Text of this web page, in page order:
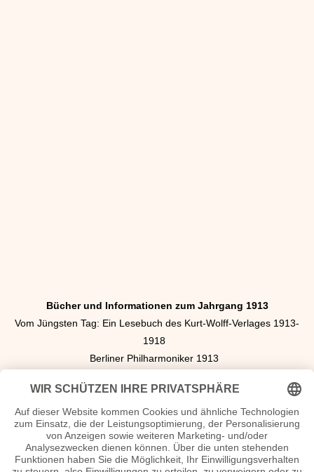
Bücher und Informationen zum Jahrgang 1913
Vom Jüngsten Tag: Ein Lesebuch des Kurt-Wolff-Verlages 1913-
1918
Berliner Philharmoniker 1913
Chronik 1913
100 Jahre - Die großen Bilder unseres Jahrhunderts, 1910-1919
Das schöne kurze Leben der Libertas Schulze-Boysen 1913-1942
Bilder zum Werk Karl Mays: Illustratoren und ihre Arbeiten ab 1913